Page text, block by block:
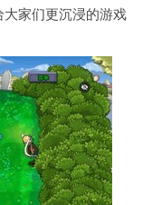
家们更沉浸的游戏